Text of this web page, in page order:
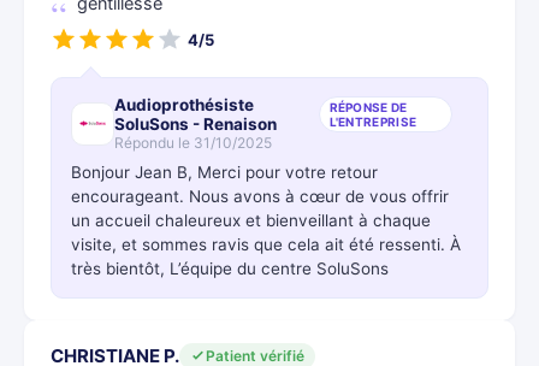
4/5
Audioprothésiste
SoluSons - Renaison
RÉPONSE DE
L'ENTREPRISE
Répondu le 31/10/2025
Bonjour Jean B, Merci pour votre retour
encourageant. Nous avons à cœur de vous offrir
un accueil chaleureux et bienveillant à chaque
visite, et sommes ravis que cela ait été ressenti. À
très bientôt, L’équipe du centre SoluSons
CHRISTIANE P.
Patient vérifié